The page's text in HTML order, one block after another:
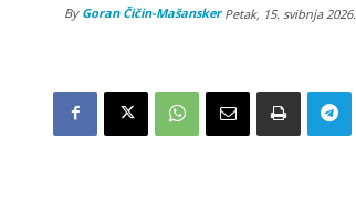
By Goran Čičin-Mašansker Petak, 15. svibnja 2026.